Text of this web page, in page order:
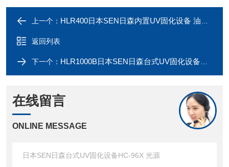
上一个： HLR400日本SEN日森内置UV固化设备 油漆固化
返回列表
下一个： HLR1000B日本SEN日森台式UV固化设备HC-96X 光源
在线留言
ONLINE MESSAGE